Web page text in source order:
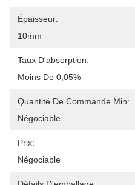
Épaisseur:
10mm
Taux D'absorption:
Moins De 0,05%
Quantité De Commande Min:
Négociable
Prix:
Négociable